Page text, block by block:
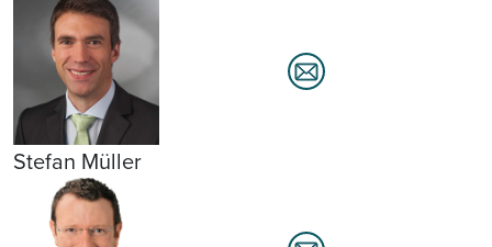
Stefan Müller